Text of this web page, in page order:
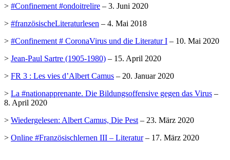
> #Confinement #ondoitrelire – 3. Juni 2020
> #französischeLiteraturlesen – 4. Mai 2018
> #Confinement # CoronaVirus und die Literatur I – 10. Mai 2020
> Jean-Paul Sartre (1905-1980) – 15. April 2020
> FR 3 : Les vies d’Albert Camus – 20. Januar 2020
> La #nationapprenante. Die Bildungsoffensive gegen das Virus –
8. April 2020
> Wiedergelesen: Albert Camus, Die Pest – 23. März 2020
> Online #Französischlernen III – Literatur– 17. März 2020